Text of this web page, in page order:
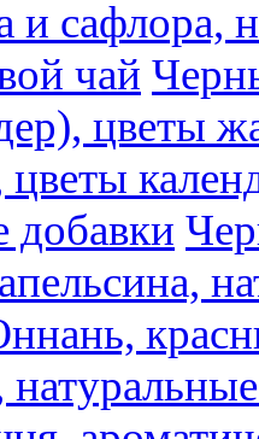
и сафлора,
чай
цветы
добавки